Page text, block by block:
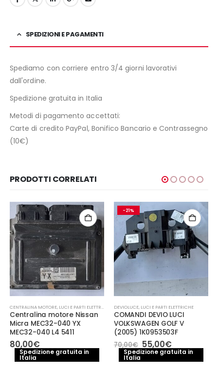
SPEDIZIONI E PAGAMENTI
Spediamo con corriere entro 3/4 giorni lavorativi
dall'ordine.
Spedizione gratuita in Italia
Metodi di pagamento accettati:
Carte di credito PayPal, Bonifico Bancario e Contrassegno
(10€)
PRODOTTI CORRELATI
CENTRALINA MOTORE, LUCI E PARTI ELETTRICHE
Centralina motore Nissan
Micra MEC32-040 YX
MEC32-040 L4 5411
80,00€
Spedizione gratuita in
Italia
-21%
DEVIOLUCE, LUCI E PARTI ELETTRICHE
COMANDI DEVIO LUCI
VOLKSWAGEN GOLF V
(2005) 1K0953503F
70,00€ Il
prezzo
originale
55,00€Il
prezzo
attuale
Spedizione gratuita in
Italia